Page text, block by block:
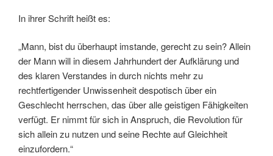
In ihrer Schrift heißt es:
„Mann, bist du überhaupt imstande, gerecht zu sein? Allein
der Mann will in diesem Jahrhundert der Aufklärung und
des klaren Verstandes in durch nichts mehr zu
rechtfertigender Unwissenheit despotisch über ein
Geschlecht herrschen, das über alle geistigen Fähigkeiten
verfügt. Er nimmt für sich in Anspruch, die Revolution für
sich allein zu nutzen und seine Rechte auf Gleichheit
einzufordern.“